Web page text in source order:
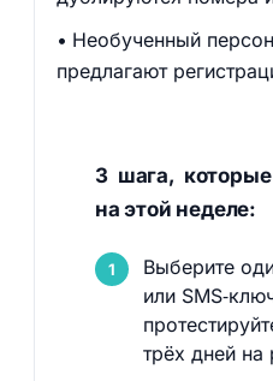
Необученный
предлагают
3 шага,
на этой неделе:
Выберите
или
трёх дней на